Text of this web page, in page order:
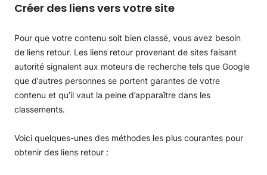
Créer des liens vers votre site
Pour que votre contenu soit bien classé, vous avez besoin
de liens retour. Les liens retour provenant de sites faisant
autorité signalent aux moteurs de recherche tels que Google
que d’autres personnes se portent garantes de votre
contenu et qu’il vaut la peine d’apparaître dans les
classements.
Voici quelques-unes des méthodes les plus courantes pour
obtenir des liens retour :